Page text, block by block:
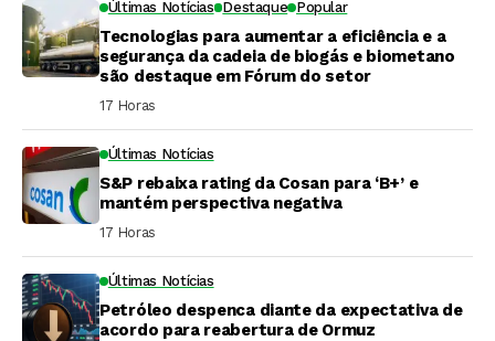
Últimas Notícias Destaque Popular
Tecnologias para aumentar a eficiência e a
segurança da cadeia de biogás e biometano
são destaque em Fórum do setor
17 Horas ⁮
Últimas Notícias
S&P rebaixa rating da Cosan para ‘B+’ e
mantém perspectiva negativa
17 Horas ⁮
Últimas Notícias
Petróleo despenca diante da expectativa de
acordo para reabertura de Ormuz